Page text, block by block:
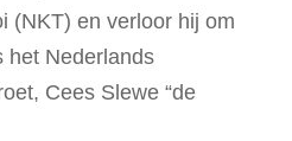
(NKT) en verloor hij om
Nederlands
Cees Slewe “de